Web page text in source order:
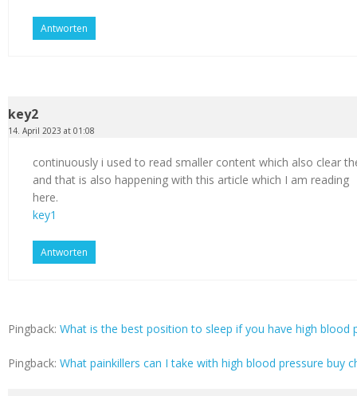
Antworten
key2
14. April 2023 at 01:08
continuously i used to read smaller content which also clear
and that is also happening with this article which I am reading
here.
key1
Antworten
Pingback: What is the best position to sleep if you have high blood
Pingback: What painkillers can I take with high blood pressure buy